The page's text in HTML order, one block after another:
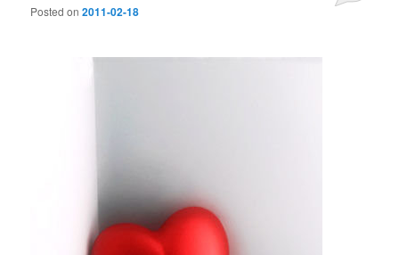
Posted on2011-02-18